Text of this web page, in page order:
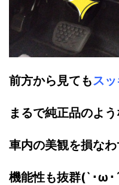
前方から見てもスッ
まるで純正品のよ
車内の美観を損な
機能性も抜群(`･ω･